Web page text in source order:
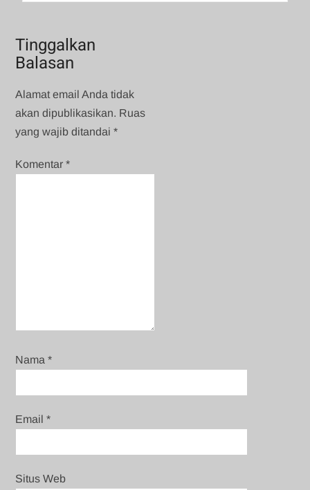
Tinggalkan
Balasan
Alamat email Anda tidak
akan dipublikasikan. Ruas
yang wajib ditandai*
Komentar*
Nama*
Email*
Situs Web